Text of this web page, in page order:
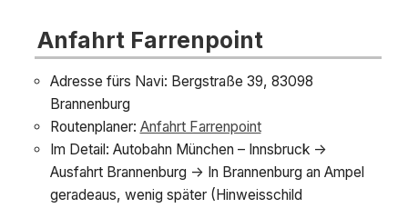
Anfahrt Farrenpoint
Adresse fürs Navi: Bergstraße 39, 83098
Brannenburg
Routenplaner: Anfahrt Farrenpoint
Im Detail: Autobahn München – Innsbruck ->
Ausfahrt Brannenburg -> In Brannenburg an Ampel
geradeaus, wenig später (Hinweisschild